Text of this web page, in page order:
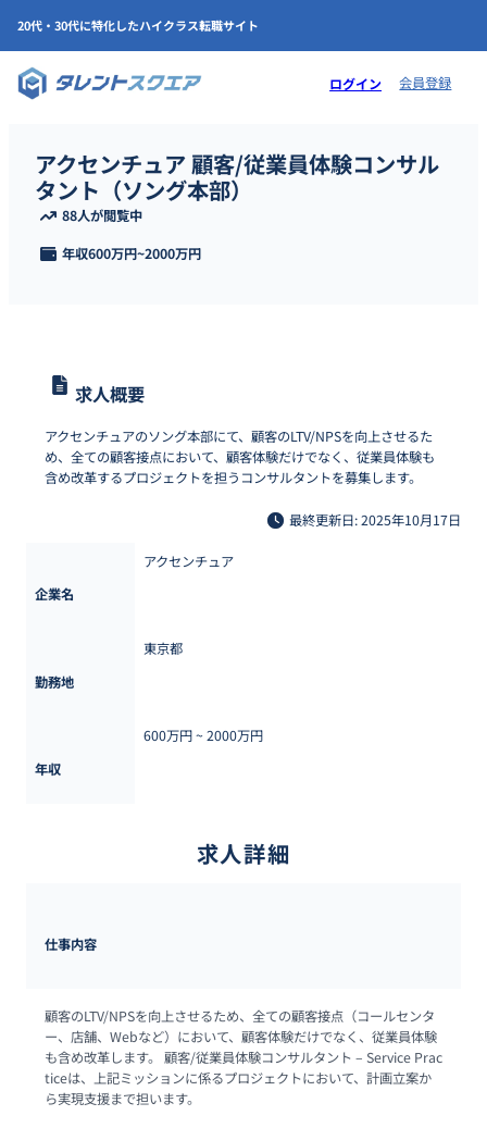
20代・30代に特化したハイクラス転職サイト
ログイン 会員登録
アクセンチュア 顧客/従業員体験コンサル
タント（ソング本部）
88人が閲覧中
年収600万円~2000万円
求人概要
アクセンチュアのソング本部にて、顧客のLTV/NPSを向上させるた
め、全ての顧客接点において、顧客体験だけでなく、従業員体験も
含め改革するプロジェクトを担うコンサルタントを募集します。
最終更新日: 2025年10月17日
企業名
アクセンチュア
勤務地
東京都
年収
600万円 ~ 2000万円
求人詳細
仕事内容
顧客のLTV/NPSを向上させるため、全ての顧客接点（コールセンタ
ー、店舗、Webなど）において、顧客体験だけでなく、従業員体験
も含め改革します。 顧客/従業員体験コンサルタント – Service Prac
ticeは、上記ミッションに係るプロジェクトにおいて、計画立案か
ら実現支援まで担います。